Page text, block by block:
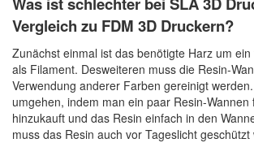
Vergleich zu FDM 3D Druckern?
Zunächst einmal ist das benötigte Harz um
als Filament. Desweiteren muss die Resin-
Verwendung anderer Farben gereinigt
umgehen, indem man ein paar Resin-
hinzukauft und das Resin einfach in den
muss das Resin auch vor Tageslicht geschützt